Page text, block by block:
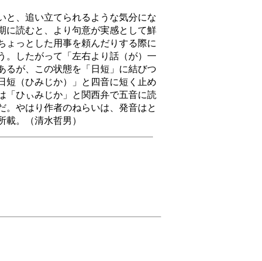
と、追い立てられるような気分にな
に読むと、より句意が実感として鮮
ょっとした用事を頼んだりする際に
。したがって「左右より話（が）一
るが、この状態を「日短」に結びつ
短（ひみじか）」と四音に短く止め
「ひぃみじか」と関西弁で五音に読
。やはり作者のねらいは、発音はと
。（清水哲男）